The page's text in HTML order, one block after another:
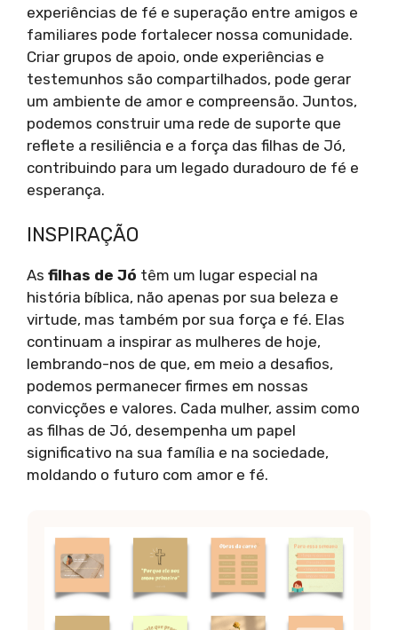
experiências de fé e superação entre amigos e
familiares pode fortalecer nossa comunidade.
Criar grupos de apoio, onde experiências e
testemunhos são compartilhados, pode gerar
um ambiente de amor e compreensão. Juntos,
podemos construir uma rede de suporte que
reflete a resiliência e a força das filhas de Jó,
contribuindo para um legado duradouro de fé e
esperança.
INSPIRAÇÃO
As filhas de Jó têm um lugar especial na
história bíblica, não apenas por sua beleza e
virtude, mas também por sua força e fé. Elas
continuam a inspirar as mulheres de hoje,
lembrando-nos de que, em meio a desafios,
podemos permanecer firmes em nossas
convicções e valores. Cada mulher, assim como
as filhas de Jó, desempenha um papel
significativo na sua família e na sociedade,
moldando o futuro com amor e fé.